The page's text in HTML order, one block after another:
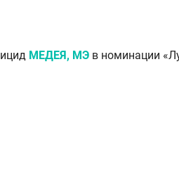
МЕДЕЯ, МЭ в номинации